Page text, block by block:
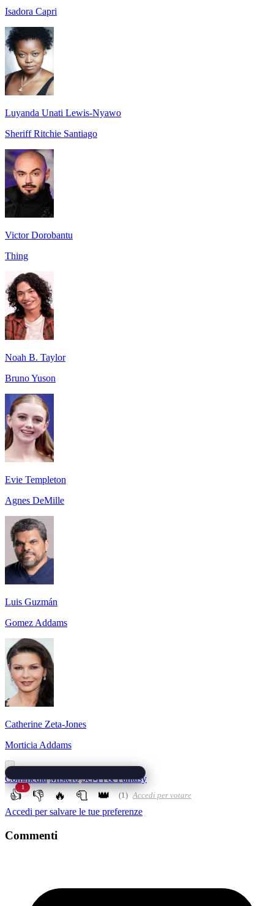
Isadora Capri
Luyanda Unati Lewis-Nyawo
Sheriff Ritchie Santiago
Victor Dorobantu
Thing
Noah B. Taylor
Bruno Yuson
Evie Templeton
Agnes DeMille
Luis Guzmán
Gomez Addams
Catherine Zeta-Jones
Morticia Addams
Commedia Mistero Sci-Fi & Fantasy
👍
1
👎 🔥 🧻 👑 (1) Accedi per votare
Accedi per salvare le tue preferenze
Commenti